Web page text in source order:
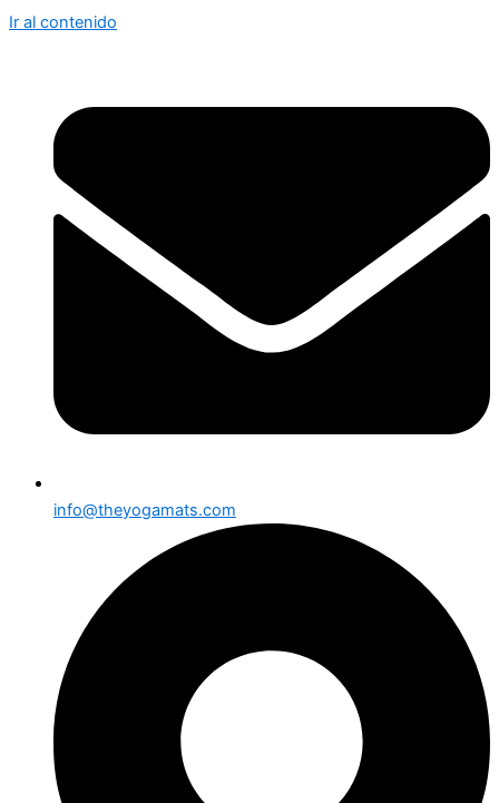
Ir al contenido
info@theyogamats.com